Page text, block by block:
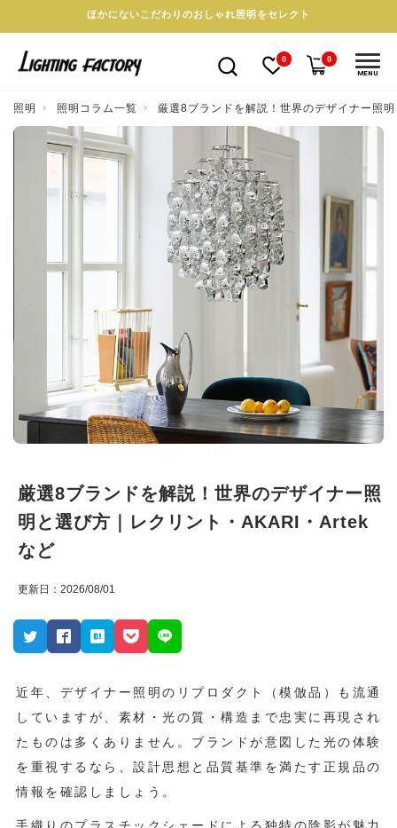
ほかにないこだわりのおしゃれ照明をセレクト
0 0
MENU
照明 照明コラム一覧 厳選8ブランドを解説！世界のデザイナー照
厳選8ブランドを解説！世界のデザイナー照
明と選び方｜レクリント・AKARI・Artek
など
更新日：2026/08/01
近年、デザイナー照明のリプロダクト（模倣品）も流通
していますが、素材・光の質・構造まで忠実に再現され
たものは多くありません。ブランドが意図した光の体験
を重視するなら、設計思想と品質基準を満たす正規品の
情報を確認しましょう。